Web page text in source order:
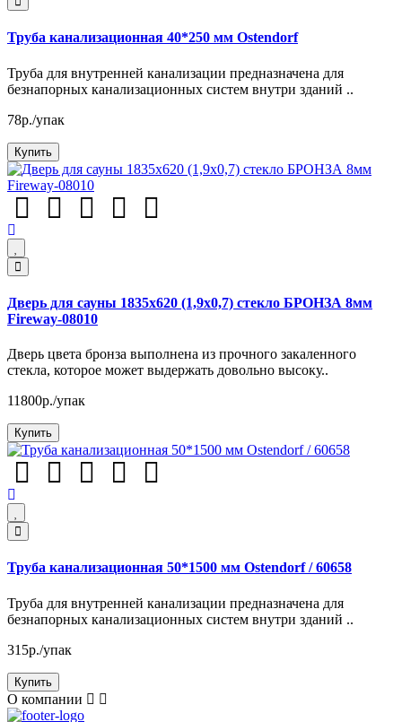
Труба канализационная 40*250 мм Ostendorf
Труба для внутренней канализации предназначена для
безнапорных канализационных систем внутри зданий ..
78р./упак
Купить
Дверь для сауны 1835х620 (1,9х0,7) стекло БРОНЗА 8мм
Fireway-08010
Дверь цвета бронза выполнена из прочного закаленного
стекла, которое может выдержать довольно высоку..
11800р./упак
Купить
Труба канализационная 50*1500 мм Ostendorf / 60658
Труба для внутренней канализации предназначена для
безнапорных канализационных систем внутри зданий ..
315р./упак
Купить
О компании